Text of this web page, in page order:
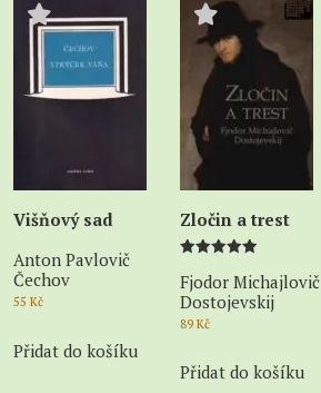
Višňový sad
Anton Pavlovič
Čechov
55 Kč
Přidat do košíku
Zločin a trest
5.00
z 5
Fjodor Michajlovič
Dostojevskij
89 Kč
Přidat do košíku